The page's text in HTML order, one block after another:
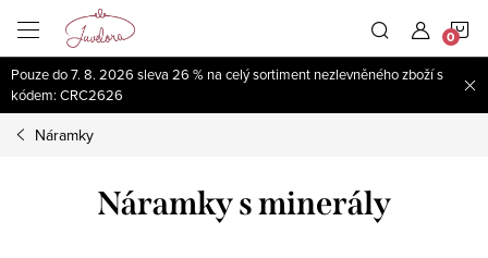
obsah
Pouze do 7. 8. 2026 sleva 26 % na celý sortiment nezlevněného zboží s
kódem: CRC2626
Náramky
Náramky s minerály